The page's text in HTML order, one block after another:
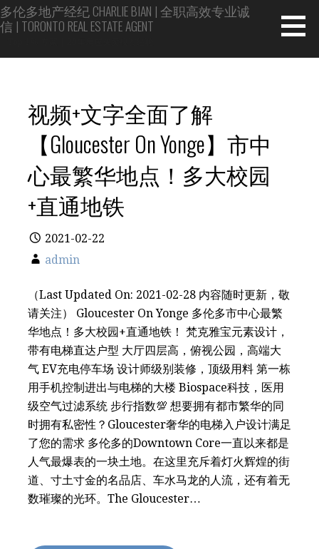
Skip
to
多伦多地产经纪 CHARLIE BIAN | 全职高效专业诚
信 | TORONTO REAL ESTATE AGENT
视频+文字全面了解
【Gloucester On Yonge】市中
心最繁华地点！多大校园
+直通地铁
2021-02-22
admin
（Last Updated On: 2021-02-28 内容随时更新，敬
请关注） Gloucester On Yonge 多伦多市中心最繁
华地点！多大校园+直通地铁！ 梵克雅宝元素设计，
带有电梯直达户型 大厅四层高，俯视公园，高端大
气 EV充电停车场 设计师级别装修，顶级用料 第一栋
用手机控制进出与电梯的大楼 Biospace科技，医用
级空气过滤系统 步行指数💯 想要拥有都市繁华的同
时拥有私密性？Gloucester奢华的电梯入户设计满足
了您的需求 多伦多的Downtown Core一直以来都是
人气最爆表的一块土地。在这里充斥着灯火辉煌的街
道、寸土寸金的名品店、车水马龙的人流，还有着无
数璀璨的光环。The Gloucester…